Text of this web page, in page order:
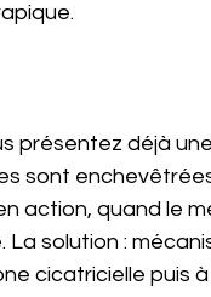
présentez déjà
sont
action, quand le
La solution :
cicatricielle puis